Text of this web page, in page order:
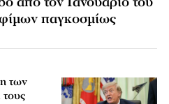
παγκοσμίως
των